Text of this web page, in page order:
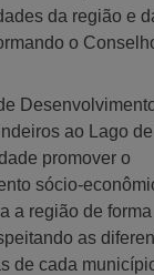
da região e
o
ao Lago
promover o
sócio-
a região de forma
as
de cada